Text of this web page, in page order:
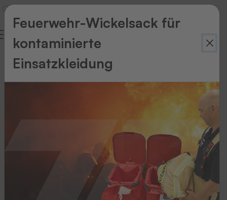
Zurück
Feuerwehr-Wickelsack für
kontaminierte
Einsatzkleidung